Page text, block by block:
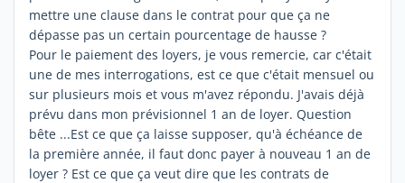
mettre une clause dans le contrat pour que ça ne
dépasse pas un certain pourcentage de hausse ?
Pour le paiement des loyers, je vous remercie, car c'était
une de mes interrogations, est ce que c'était mensuel ou
sur plusieurs mois et vous m'avez répondu. J'avais déjà
prévu dans mon prévisionnel 1 an de loyer. Question
bête ...Est ce que ça laisse supposer, qu'à échéance de
la première année, il faut donc payer à nouveau 1 an de
loyer ? Est ce que ça veut dire que les contrats de